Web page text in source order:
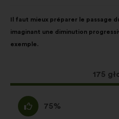
propozycji:
Il faut mieux préparer le passage
imaginant une diminution
exemple.
Ta
175
czym
głosy
rozłożyły
Zgadzam
się
75%